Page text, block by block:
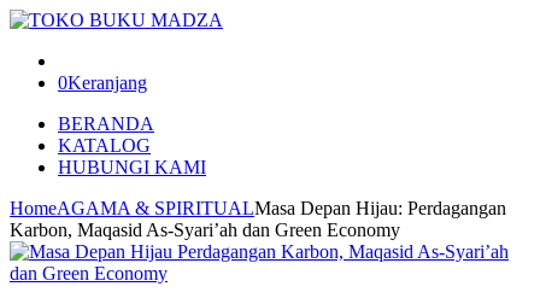
0Keranjang
BERANDA
KATALOG
HUBUNGI KAMI
HomeAGAMA & SPIRITUALMasa Depan Hijau: Perdagangan
Karbon, Maqasid As-Syari’ah dan Green Economy